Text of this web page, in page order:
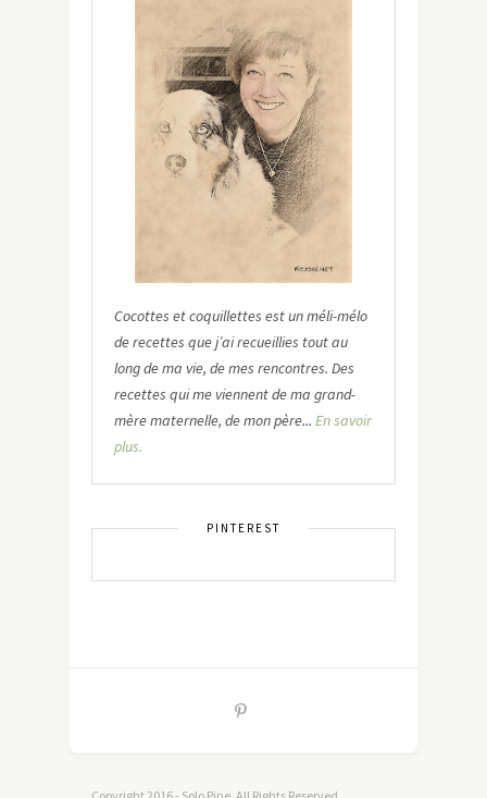
Cocottes et coquillettes est un méli-mélo
de recettes que j’ai recueillies tout au
long de ma vie, de mes rencontres. Des
recettes qui me viennent de ma grand-
mère maternelle, de mon père... En savoir
plus.
PINTEREST